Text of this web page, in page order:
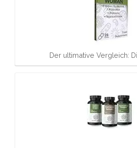
Der ultimative Vergleich: